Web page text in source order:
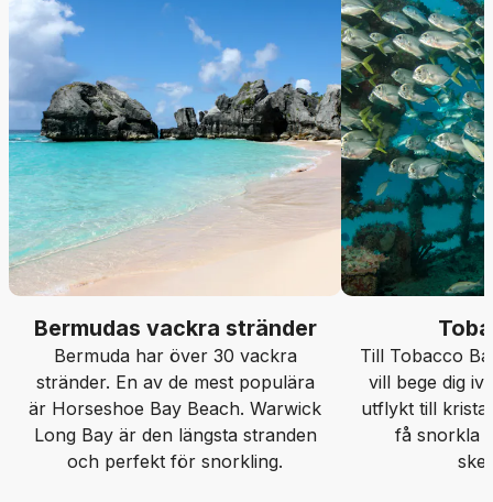
Bermudas vackra stränder
Bermuda har över 30 vackra
stränder. En av de mest populära
är Horseshoe Bay Beach. Warwick
Long Bay är den längsta stranden
och perfekt för snorkling.
Till Tobacco
vill bege dig
utflykt till
få snorkla